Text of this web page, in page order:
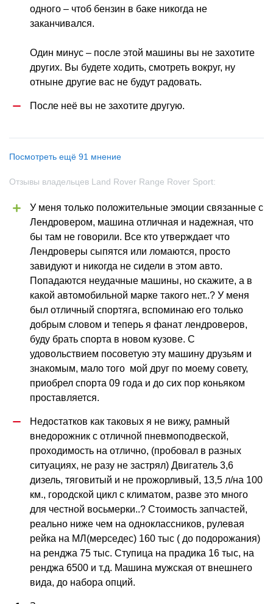
одного – чтоб бензин в баке никогда не
заканчивался.
Один минус – после этой машины вы не захотите
других. Вы будете ходить, смотреть вокруг, ну
отныне другие вас не будут радовать.
После неё вы не захотите другую.
Посмотреть ещё 91 мнение
Отзывы владельцев Land Rover Range Rover Sport:
У меня только положительные эмоции связанные с
Лендровером, машина отличная и надежная, что
бы там не говорили. Все кто утверждает что
Лендроверы сыпятся или ломаются, просто
завидуют и никогда не сидели в этом авто.
Попадаются неудачные машины, но скажите, а в
какой автомобильной марке такого нет..? У меня
был отличный спортяга, вспоминаю его только
добрым словом и теперь я фанат лендроверов,
буду брать спорта в новом кузове. С
удовольствием посоветую эту машину друзьям и
знакомым, мало того  мой друг по моему совету,
приобрел спорта 09 года и до сих пор коньяком
проставляется.
Недостатков как таковых я не вижу, рамный
внедорожник с отличной пневмоподвеской,
проходимость на отлично, (пробовал в разных
ситуациях, не разу не застрял) Двигатель 3,6
дизель, тяговитый и не прожорливый, 13,5 л/на 100
км., городской цикл с климатом, разве это много
для честной восьмерки..? Стоимость запчастей,
реально ниже чем на одноклассников, рулевая
рейка на МЛ(мерседес) 160 тыс ( до подорожания)
на ренджа 75 тыс. Ступица на прадика 16 тыс, на
ренджа 6500 и т.д. Машина мужская от внешнего
вида, до набора опций.